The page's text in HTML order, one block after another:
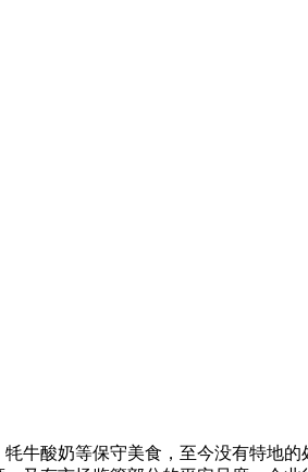
酸奶等保守美食，至今没有特地的